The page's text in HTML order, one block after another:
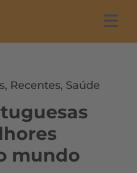
, Recentes, Saúde
mundo